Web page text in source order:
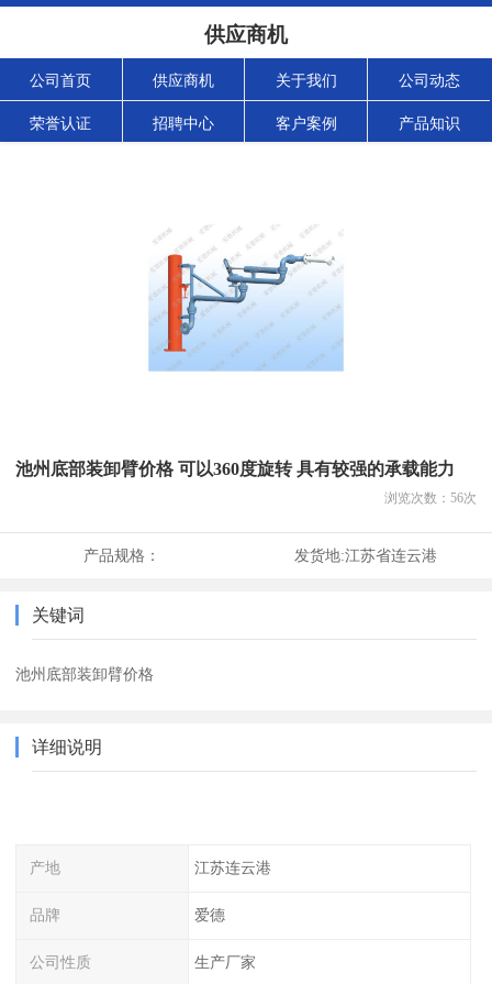
供应商机
公司首页 供应商机 关于我们 公司动态
荣誉认证 招聘中心 客户案例 产品知识
池州底部装卸臂价格 可以360度旋转 具有较强的承载能力
浏览次数： 56次
产品规格： 发货地:江苏省连云港
关键词
池州底部装卸臂价格
详细说明
产地 江苏连云港
品牌 爱德
公司性质 生产厂家